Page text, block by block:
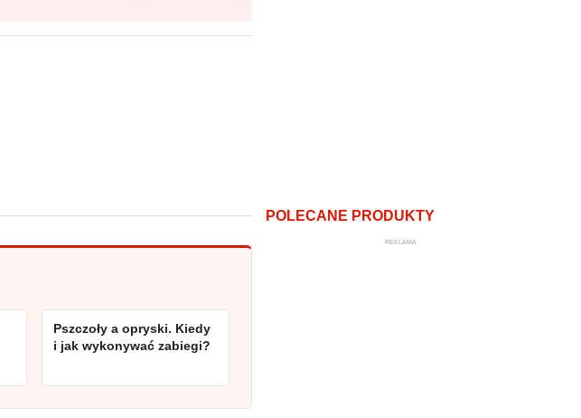
Pszczoły a opryski. Kiedy
i jak wykonywać zabiegi?
POLECANE PRODUKTY
REKLAMA